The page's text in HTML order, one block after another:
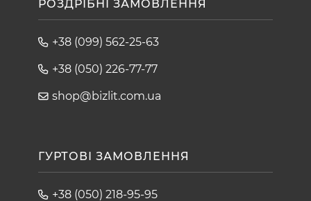
РОЗДРІБНІ ЗАМОВЛЕННЯ
+38 (099) 562-25-63
+38 (050) 226-77-77
shop@bizlit.com.ua
ГУРТОВІ ЗАМОВЛЕННЯ
+38 (050) 218-95-95